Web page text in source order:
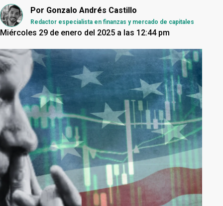
Por Gonzalo Andrés Castillo
Redactor especialista en finanzas y mercado de capitales
Miércoles 29 de enero del 2025 a las 12:44 pm